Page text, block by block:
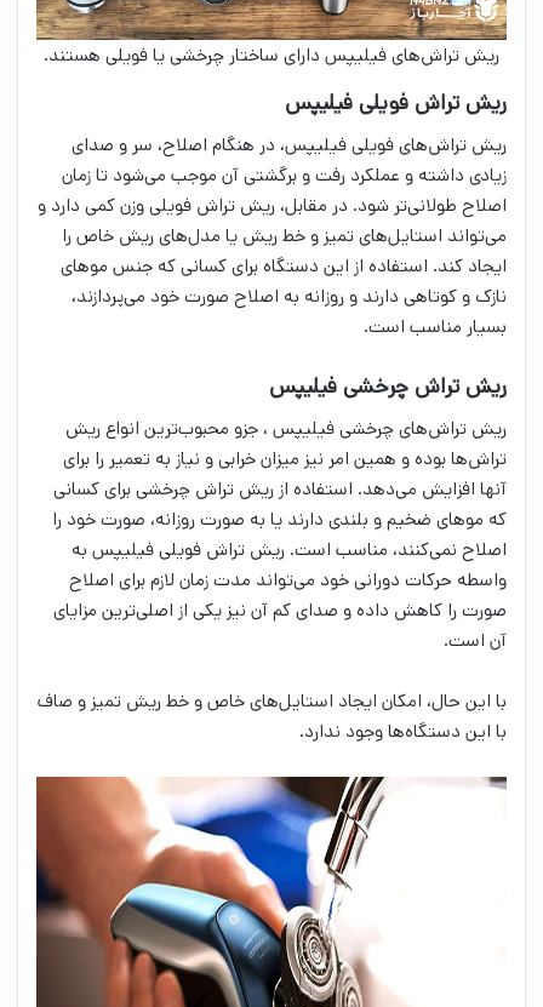
ریش تراش‌های فیلیپس دارای ساختار چرخشی یا فویلی هستند.
ریش تراش فویلی فیلیپس
ریش تراش‌های فویلی فیلیپس، در هنگام اصلاح، سر و صدای
زیادی داشته و عملکرد رفت و برگشتی آن موجب می‌شود تا زمان
اصلاح طولانی‌تر شود. در مقابل، ریش تراش فویلی وزن کمی دارد و
می‌تواند استایل‌های تمیز و خط ریش یا مدل‌های ریش خاص را
ایجاد کند. استفاده از این دستگاه برای کسانی که جنس موهای
نازک و کوتاهی دارند و روزانه به اصلاح صورت خود می‌پردازند،
بسیار مناسب است.
ریش تراش چرخشی فیلیپس
ریش تراش‌های چرخشی فیلیپس ، جزو محبوب‌ترین انواع ریش
تراش‌ها بوده و همین امر نیز میزان خرابی و نیاز به تعمیر را برای
آنها افزایش می‌دهد. استفاده از ریش تراش چرخشی برای کسانی
که موهای ضخیم و بلندی دارند یا به صورت روزانه، صورت خود را
اصلاح نمی‌کنند، مناسب است. ریش تراش فویلی فیلیپس به
واسطه حرکات دورانی خود می‌تواند مدت زمان لازم برای اصلاح
صورت را کاهش داده و صدای کم آن نیز یکی از اصلی‌ترین مزایای
آن است.
با این حال، امکان ایجاد استایل‌های خاص و خط ریش تمیز و صاف
با این دستگاه‌ها وجود ندارد.